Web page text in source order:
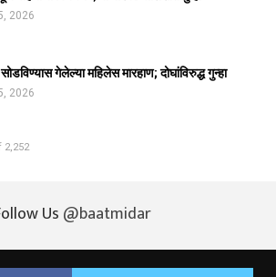
2026
गेलेल्या महिलेस मारहाण; दोघांविरुद्ध गुन्हा
2026
2,252
Us @baatmidar